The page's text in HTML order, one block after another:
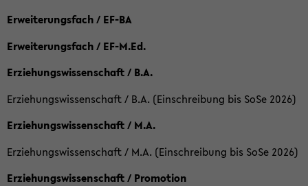
Erweiterungsfach / EF-BA
Erweiterungsfach / EF-M.Ed.
Erziehungswissenschaft / B.A.
Erziehungswissenschaft / B.A. (Einschreibung bis SoSe 2026)
Erziehungswissenschaft / M.A.
Erziehungswissenschaft / M.A. (Einschreibung bis SoSe 2026)
Erziehungswissenschaft / Promotion